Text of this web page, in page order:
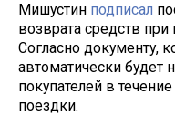
Мишустин подписал
возврата средств при
Согласно документу,
автоматически будет
покупателей в
поездки.